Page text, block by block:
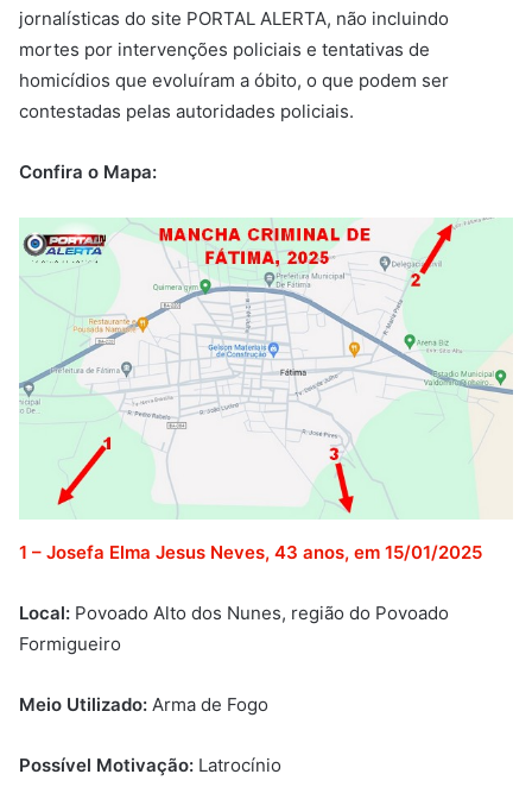
jornalísticas do site PORTAL ALERTA, não incluindo
mortes por intervenções policiais e tentativas de
homicídios que evoluíram a óbito, o que podem ser
contestadas pelas autoridades policiais.
Confira o Mapa:
1 – Josefa Elma Jesus Neves, 43 anos, em 15/01/2025
Local: Povoado Alto dos Nunes, região do Povoado
Formigueiro
Meio Utilizado: Arma de Fogo
Possível Motivação: Latrocínio